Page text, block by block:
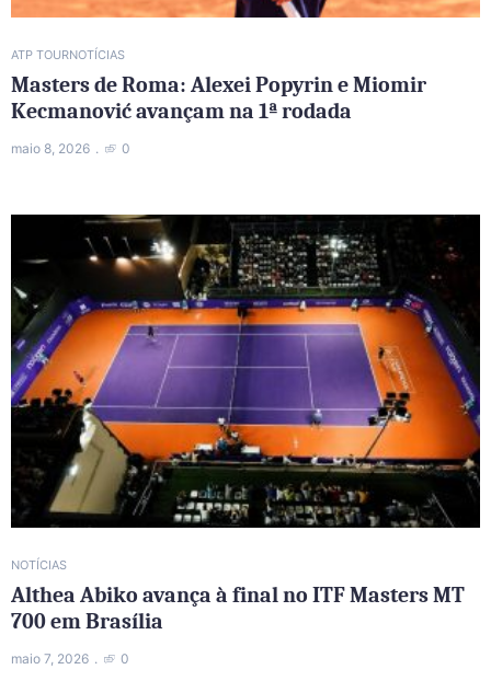
ATP TOURNOTÍCIAS
Masters de Roma: Alexei Popyrin e Miomir
Kecmanović avançam na 1ª rodada
maio 8, 2026 0
NOTÍCIAS
Althea Abiko avança à final no ITF Masters MT
700 em Brasília
maio 7, 2026 0